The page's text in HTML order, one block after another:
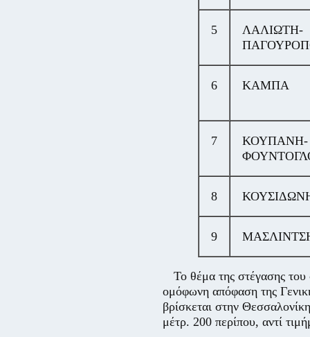
5
ΛΑΛΙΩΤΗ-
6 ΚΑΜΠΑ
7
ΚΟΥΠΑΝΗ-
8
9
Το θέμα της στέγασης
ομόφωνη απόφαση της
βρίσκεται στην
μέτρ. 200 περίπου, αντί